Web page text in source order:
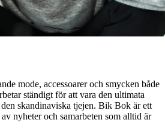
mode, accessoarer och smycken både
ständigt för att vara den ultimata
skandinaviska tjejen. Bik Bok är ett
nyheter och samarbeten som alltid är